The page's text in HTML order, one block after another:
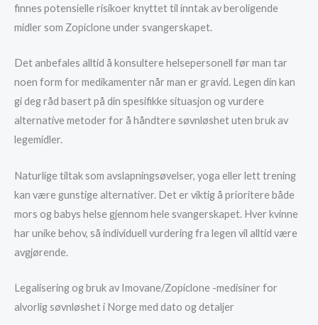
finnes potensielle risikoer knyttet til inntak av beroligende
midler som Zopiclone under svangerskapet.
Det anbefales alltid å konsultere helsepersonell før man tar
noen form for medikamenter når man er gravid. Legen din kan
gi deg råd basert på din spesifikke situasjon og vurdere
alternative metoder for å håndtere søvnløshet uten bruk av
legemidler.
Naturlige tiltak som avslapningsøvelser, yoga eller lett trening
kan være gunstige alternativer. Det er viktig å prioritere både
mors og babys helse gjennom hele svangerskapet. Hver kvinne
har unike behov, så individuell vurdering fra legen vil alltid være
avgjørende.
Legalisering og bruk av Imovane/Zopiclone -medisiner for
alvorlig søvnløshet i Norge med dato og detaljer